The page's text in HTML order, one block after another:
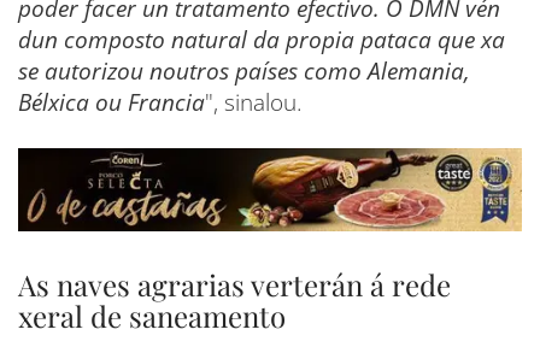
poder facer un tratamento efectivo. O DMN vén
dun composto natural da propia pataca que xa
se autorizou noutros países como Alemania,
Bélxica ou Francia", sinalou.
As naves agrarias verterán á rede
xeral de saneamento